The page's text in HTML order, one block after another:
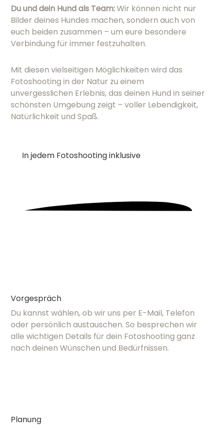
Du und dein Hund als Team:Wir können nicht nur
Bilder deines Hundes machen, sondern auch von
euch beiden zusammen – um eure besondere
Verbindung für immer festzuhalten.
Mit diesen vielseitigen Möglichkeiten wird das
Fotoshooting in der Natur zu einem
unvergesslichen Erlebnis, das deinen Hund in seiner
schönsten Umgebung zeigt – voller Lebendigkeit,
Natürlichkeit und Spaß.
In jedem Fotoshooting inklusive
Vorgespräch
Du kannst wählen, ob wir uns per E-Mail, Telefon
oder persönlich austauschen. So besprechen wir
alle wichtigen Details für dein Fotoshooting ganz
nach deinen Wünschen und Bedürfnissen.
Planung